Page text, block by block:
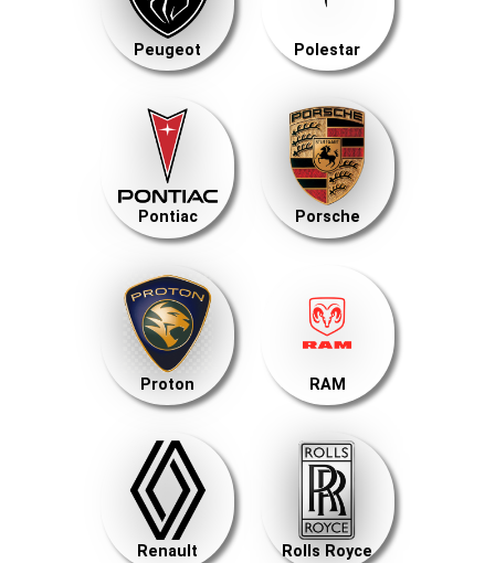
Peugeot Polestar
Pontiac Porsche
Proton RAM
Renault Rolls Royce